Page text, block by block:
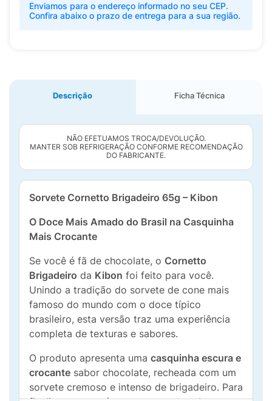
Enviamos para o endereço informado no seu CEP.
Confira abaixo o prazo de entrega para a sua região.
Descrição Ficha Técnica
NÃO EFETUAMOS TROCA/DEVOLUÇÃO.
MANTER SOB REFRIGERAÇÃO CONFORME RECOMENDAÇÃO
DO FABRICANTE.
Sorvete Cornetto Brigadeiro 65g – Kibon
O Doce Mais Amado do Brasil na Casquinha
Mais Crocante
Se você é fã de chocolate, o Cornetto
Brigadeiro da Kibon foi feito para você.
Unindo a tradição do sorvete de cone mais
famoso do mundo com o doce típico
brasileiro, esta versão traz uma experiência
completa de texturas e sabores.
O produto apresenta uma casquinha escura e
crocante sabor chocolate, recheada com um
sorvete cremoso e intenso de brigadeiro. Para